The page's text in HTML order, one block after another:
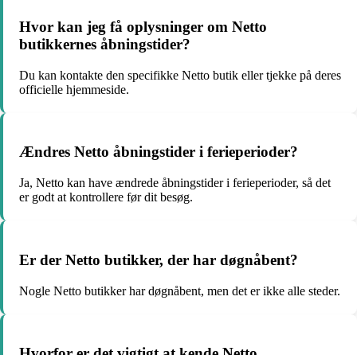
Hvor kan jeg få oplysninger om Netto
butikkernes åbningstider?
Du kan kontakte den specifikke Netto butik eller tjekke på deres
officielle hjemmeside.
Ændres Netto åbningstider i ferieperioder?
Ja, Netto kan have ændrede åbningstider i ferieperioder, så det
er godt at kontrollere før dit besøg.
Er der Netto butikker, der har døgnåbent?
Nogle Netto butikker har døgnåbent, men det er ikke alle steder.